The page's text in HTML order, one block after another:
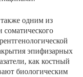
одним из
эпифизар­ных
как костный
био­логическим